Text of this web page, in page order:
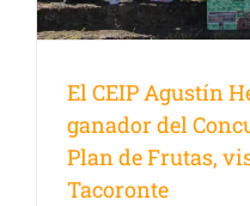
El CEIP Agustín
ganador del
Plan de Frutas,
Tacoronte